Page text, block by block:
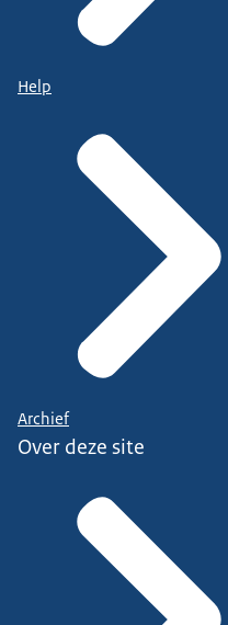
Help
Archief
Over deze site